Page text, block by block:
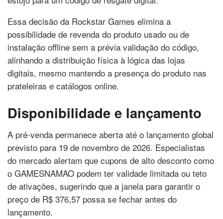
Essa decisão da Rockstar Games elimina a
possibilidade de revenda do produto usado ou de
instalação offline sem a prévia validação do código,
alinhando a distribuição física à lógica das lojas
digitais, mesmo mantendo a presença do produto nas
prateleiras e catálogos online.
Disponibilidade e lançamento
A pré-venda permanece aberta até o lançamento global
previsto para 19 de novembro de 2026. Especialistas
do mercado alertam que cupons de alto desconto como
o GAMESNAMAO podem ter validade limitada ou teto
de ativações, sugerindo que a janela para garantir o
preço de R$ 376,57 possa se fechar antes do
lançamento.